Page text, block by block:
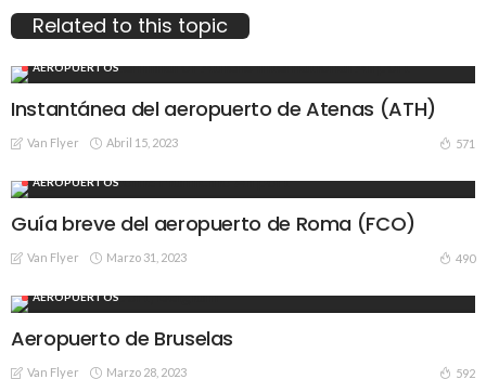
Related to this topic
AEROPUERTOS
Instantánea del aeropuerto de Atenas (ATH)
Van Flyer Abril 15, 2023 571
AEROPUERTOS
Guía breve del aeropuerto de Roma (FCO)
Van Flyer Marzo 31, 2023 490
AEROPUERTOS
Aeropuerto de Bruselas
Van Flyer Marzo 28, 2023 592